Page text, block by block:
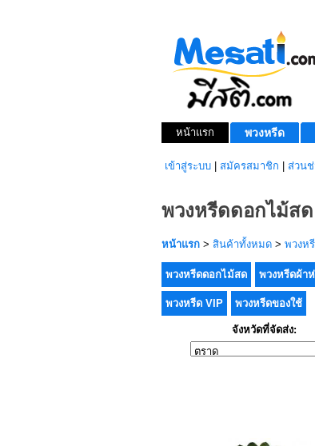
หน้าแรก พวงหรีด
เข้าสู่ระบบ สมัครสมาชิก ส่วนช่
พวงหรีดดอกไม้สด
หน้าแรก > สินค้าทั้งหมด > พวงห
พวงหรีดดอกไม้สด พวงหรีดผ้า
พวงหรีด VIP พวงหรีดของใช้
จังหวัดที่จัดส่ง: